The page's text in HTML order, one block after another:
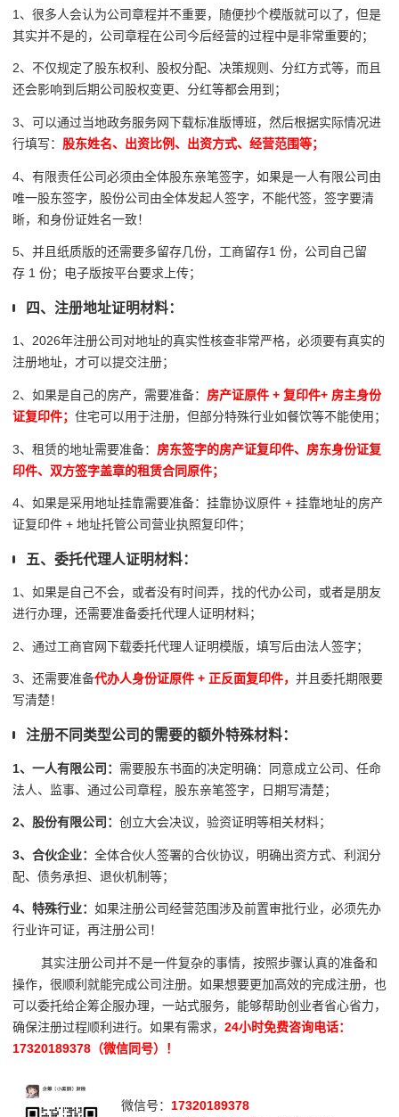
1、很多人会认为公司章程并不重要，随便抄个模版就可以了，但是
其实并不是的，公司章程在公司今后经营的过程中是非常重要的；
2、不仅规定了股东权利、股权分配、决策规则、分红方式等，而且
还会影响到后期公司股权变更、分红等都会用到；
3、可以通过当地政务服务网下载标准版博班，然后根据实际情况进
行填写： 股东姓名、出资比例、出资方式、经营范围等；
4、有限责任公司必须由全体股东亲笔签字，如果是一人有限公司由
唯一股东签字，股份公司由全体发起人签字，不能代签，签字要清
晰，和身份证姓名一致！
5、并且纸质版的还需要多留存几份，工商留存1 份，公司自己留
存 1 份；电子版按平台要求上传；
四、注册地址证明材料：
1、2026年注册公司对地址的真实性核查非常严格，必须要有真实的
注册地址，才可以提交注册；
2、如果是自己的房产，需要准备： 房产证原件 + 复印件+ 房主身份
证复印件； 住宅可以用于注册，但部分特殊行业如餐饮等不能使用；
3、租赁的地址需要准备： 房东签字的房产证复印件、房东身份证复
印件、双方签字盖章的租赁合同原件；
4、如果是采用地址挂靠需要准备：挂靠协议原件 + 挂靠地址的房产
证复印件 + 地址托管公司营业执照复印件；
五、委托代理人证明材料：
1、如果是自己不会，或者没有时间弄，找的代办公司，或者是朋友
进行办理，还需要准备委托代理人证明材料；
2、通过工商官网下载委托代理人证明模版，填写后由法人签字；
3、还需要准备代办人身份证原件 + 正反面复印件， 并且委托期限要
写清楚！
注册不同类型公司的需要的额外特殊材料：
1、一人有限公司： 需要股东书面的决定明确：同意成立公司、任命
法人、监事、通过公司章程，股东亲笔签字，日期写清楚；
2、股份有限公司： 创立大会决议，验资证明等相关材料；
3、合伙企业： 全体合伙人签署的合伙协议，明确出资方式、利润分
配、债务承担、退伙机制等；
4、特殊行业： 如果注册公司经营范围涉及前置审批行业，必须先办
行业许可证，再注册公司！
其实注册公司并不是一件复杂的事情，按照步骤认真的准备和
操作，很顺利就能完成公司注册。如果想要更加高效的完成注册，也
可以委托给企筹企服办理，一站式服务，能够帮助创业者省心省力，
确保注册过程顺利进行。如果有需求， 24小时免费咨询电话：
17320189378（微信同号）！
微信号： 17320189378